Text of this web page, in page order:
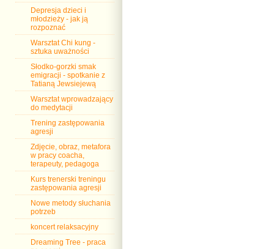
Depresja dzieci i
młodzieży - jak ją
rozpoznać
Warsztat Chi kung -
sztuka uważności
Słodko-gorzki smak
emigracji - spotkanie z
Tatianą Jewsiejewą
Warsztat wprowadzający
do medytacji
Trening zastępowania
agresji
Zdjęcie, obraz, metafora
w pracy coacha,
terapeuty, pedagoga
Kurs trenerski treningu
zastępowania agresji
Nowe metody słuchania
potrzeb
koncert relaksacyjny
Dreaming Tree - praca